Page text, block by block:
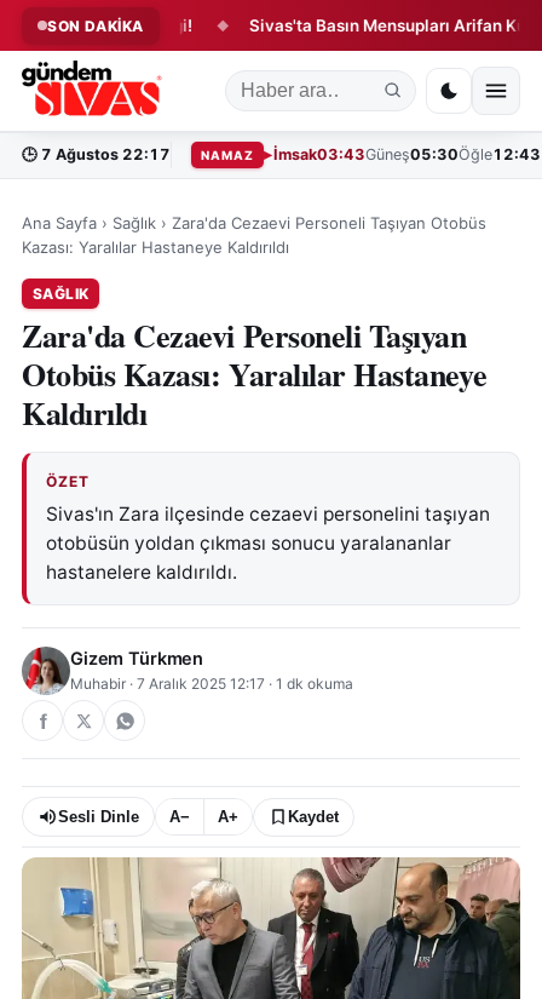
SON DAKİKA
Yangın Paniği! ◆ Sivas'ta Basın Mensupları Arifan
🕒 7 Ağustos 22:17 NAMAZ İmsak03:43Güneş05:30Öğle12:43
Ana Sayfa › Sağlık › Zara'da Cezaevi Personeli Taşıyan Otobüs
Kazası: Yaralılar Hastaneye Kaldırıldı
SAĞLIK
Zara'da Cezaevi Personeli Taşıyan
Otobüs Kazası: Yaralılar Hastaneye
Kaldırıldı
ÖZET
Sivas'ın Zara ilçesinde cezaevi personelini taşıyan
otobüsün yoldan çıkması sonucu yaralananlar
hastanelere kaldırıldı.
Gizem Türkmen
Muhabir · 7 Aralık 2025 12:17 · 1 dk okuma
Sesli Dinle A− A+ Kaydet